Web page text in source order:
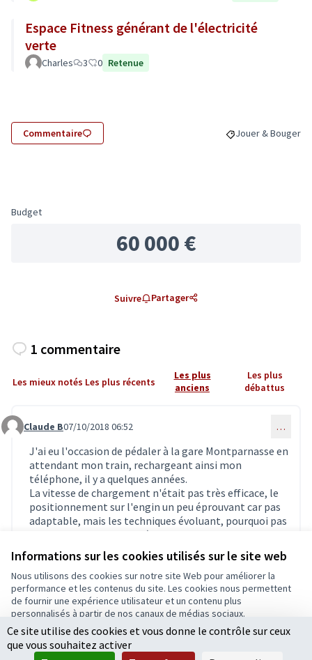
Informations sur les cookies utilisés sur le site web
Nous utilisons des cookies sur notre site Web pour améliorer la
performance et les contenus du site. Les cookies nous permettent
de fournir une expérience utilisateur et un contenu plus
personnalisés à partir de nos canaux de médias sociaux.
Tout accepter
Accepter seulement les cookies essentiels
Espace Fitness générant de l'électricité
verte
Charles 3 0 Retenue
Commentaire Filtrer les
Jouer & Bouger
Budget
60 000 €
Suivre Partager
1 commentaire
Les mieux notés Les plus récents
Les plus
anciens
Les plus
débattus
Commentaire 891
Claude B07/10/2018 06:52 …
J'ai eu l'occasion de pédaler à la gare Montparnasse en
attendant mon train, rechargeant ainsi mon
téléphone, il y a quelques années.
La vitesse de chargement n'était pas très efficace, le
positionnement sur l'engin un peu éprouvant car pas
adaptable, mais les techniques évoluant, pourquoi pas
? Mais il en faudrait en très grand nombre pour que ce
soit efficace.
2
Connectez-vousoucréez un comptepour ajouter votre
commentaire.
Ce site utilise des cookies et vous donne le contrôle sur ceux
que vous souhaitez activer